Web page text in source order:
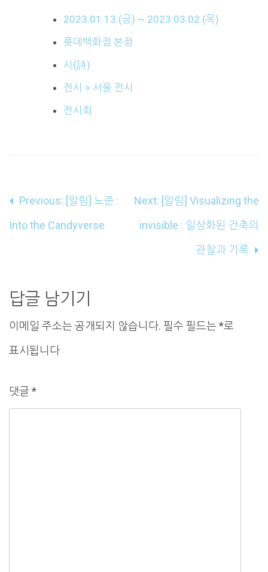
2023.01.13.(금) ~ 2023.03.02.(목)
롯데백화점 본점
시(詩)
전시 > 서울 전시
전시회
글
내
이
션
Previous: [알림] 노준 :
Into the Candyverse
Next: [알림] Visualizing the
invisible : 일상화된 건축의
관찰과 기록
답글 남기기
이메일 주소는 공개되지 않습니다. 필수 필드는 *로
표시됩니다
댓글 *